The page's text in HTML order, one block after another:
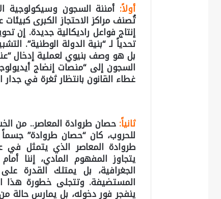
أولاً: أمننة السجون وسيكولوجية
تحدياً لـ “بنية الدولة الوطنية”.
بل هو وصف بنيوي لعملية إدخال
غطاء القانون بانتظار ثغرة في
ثانياً: حصان طروادة المعاصر.. من
للحروب، كان “حصان طروادة”
يتجاوز المفهوم المادي، إننا
الجغرافية، بل يمتلك القدرة
المستضيفة. وتتجلى خطورة هذا
ينفجر فور دخوله، بل يمارس حالة من